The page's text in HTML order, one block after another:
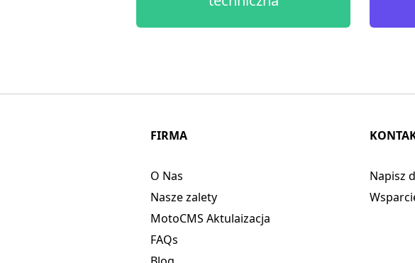
FIRMA
O Nas
Nasze zalety
MotoCMS Aktulaizacja
FAQs
Napisz